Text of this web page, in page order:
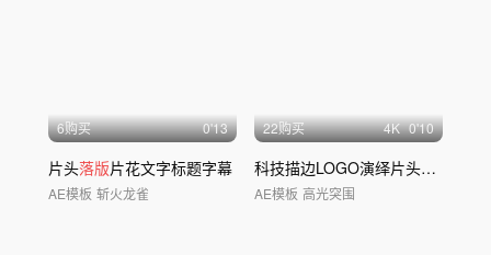
6购买 0'13
片头落版片花文字标题字幕
AE模板 斩火龙雀
22购买 4K 0'10
科技描边LOGO演绎片头片尾
AE模板 高光突围